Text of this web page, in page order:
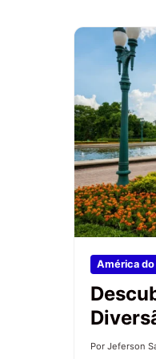
América do
Por Jeferson